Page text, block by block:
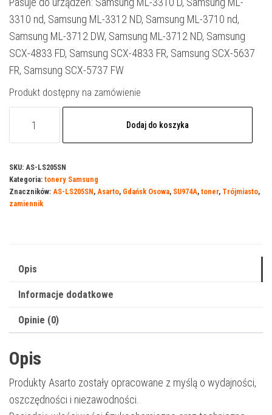
3310 nd, Samsung ML-3312 ND, Samsung ML-3710 nd,
Samsung ML-3712 DW, Samsung ML-3712 ND, Samsung
SCX-4833 FD, Samsung SCX-4833 FR, Samsung SCX-5637
FR, Samsung SCX-5737 FW
Produkt dostępny na zamówienie
do
Samsung
205S
2000
black
Dodaj do koszyka
SKU: AS-LS205SN
Kategoria: tonery Samsung
Znaczników: AS-LS205SN, Asarto, Gdańsk Osowa, SU974A, toner, Trójmiasto,
zamiennik
Opis
Informacje dodatkowe
Opinie (0)
Opis
Produkty Asarto zostały opracowane z myślą o wydajności,
oszczędności i niezawodności.